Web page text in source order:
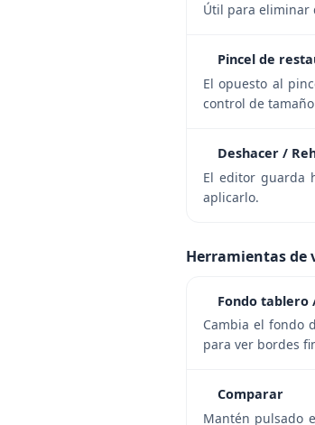
Útil para eliminar
Pincel de
El opuesto al
control de
Deshacer /
El editor guarda
aplicarlo.
Herramientas de
Fondo tablero
Cambia el fondo
para ver bordes
Comparar
Mantén pulsado